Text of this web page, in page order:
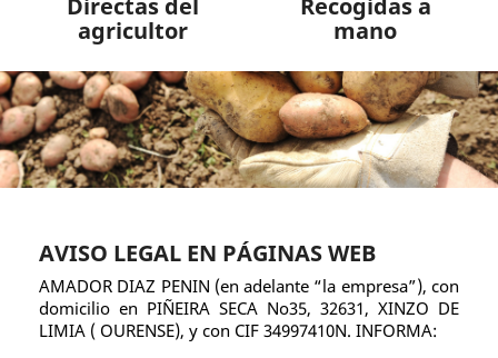
Directas del
agricultor
Recogidas a
mano
AVISO LEGAL EN PÁGINAS WEB
AMADOR DIAZ PENIN (en adelante “la empresa”), con
domicilio en PIÑEIRA SECA No35, 32631, XINZO DE
LIMIA ( OURENSE), y con CIF 34997410N. INFORMA: